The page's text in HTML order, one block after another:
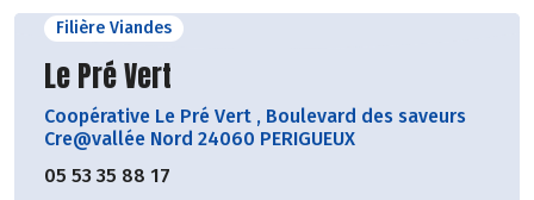
Filière Viandes
Découvrir le producteur
Le Pré Vert
Coopérative Le Pré Vert , Boulevard des saveurs
Cre@vallée Nord 24060 PERIGUEUX
05 53 35 88 17